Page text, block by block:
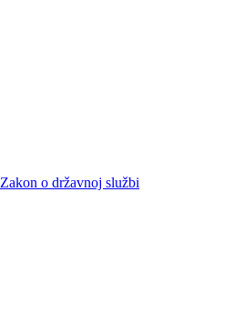
Zakon o državnoj službi